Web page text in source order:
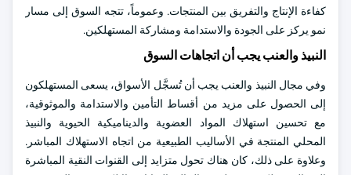
كفاءة الإنتاج والتفريق بين المنتجات. وعموماً، تتجه السوق إلى مسار
نمو يركز على الجودة والاستدامة ومشاركة المستهلكين.
النبيذ والعنب يجب أن اتجاهات السوق
وفي مجال النبيذ والعنب يجب أن تُسجَّل الأسواق، يسعى المستهلكون
إلى الحصول على مزيد من أقساط التأمين والاستدامة والموثوقية،
مع تحسين استهلاك المواد العضوية والديناميكية الحيوية والنبيذ
المحلي المنتجة في الأساليب الطبيعية من اتجاه الاستهلاك المباشر.
وعلاوة على ذلك، كان هناك تحول متزايد إلى القنوات النقية المباشرة